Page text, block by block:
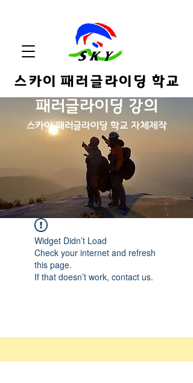
스카이 패러글라이딩 학교
패러글라이딩 강의
스카이 패러글라이딩 학교 자체제작
Widget Didn’t Load
Check your internet and refresh
this page.
If that doesn’t work, contact us.